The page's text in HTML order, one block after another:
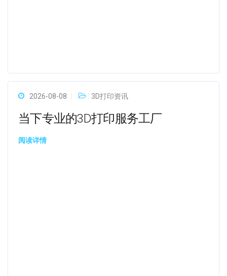
2026-08-08 3D打印资讯
当下专业的3D打印服务工厂
阅读详情